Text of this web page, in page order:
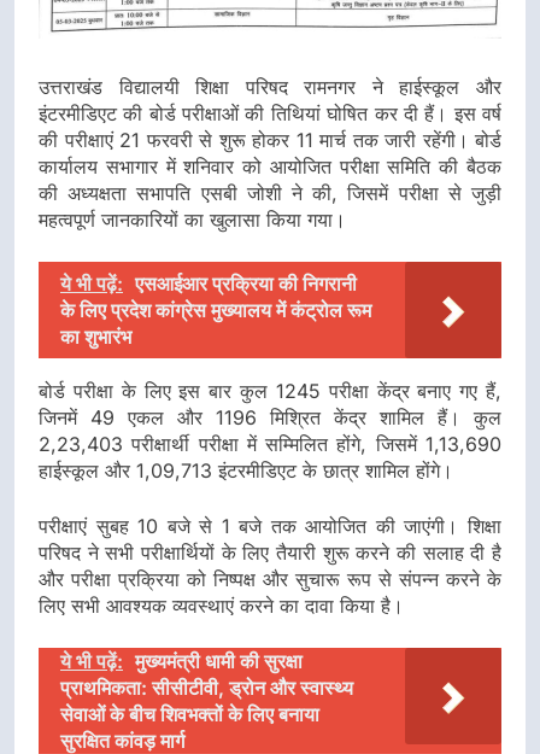
उत्तराखंड विद्यालयी शिक्षा परिषद रामनगर ने हाईस्कूल और
इंटरमीडिएट की बोर्ड परीक्षाओं की तिथियां घोषित कर दी हैं। इस वर्ष
की परीक्षाएं 21 फरवरी से शुरू होकर 11 मार्च तक जारी रहेंगी। बोर्ड
कार्यालय सभागार में शनिवार को आयोजित परीक्षा समिति की बैठक
की अध्यक्षता सभापति एसबी जोशी ने की, जिसमें परीक्षा से जुड़ी
महत्वपूर्ण जानकारियों का खुलासा किया गया।
ये भी पढ़ें: एसआईआर प्रक्रिया की निगरानी
के लिए प्रदेश कांग्रेस मुख्यालय में कंट्रोल रूम
का शुभारंभ
बोर्ड परीक्षा के लिए इस बार कुल 1245 परीक्षा केंद्र बनाए गए हैं,
जिनमें 49 एकल और 1196 मिश्रित केंद्र शामिल हैं। कुल
2,23,403 परीक्षार्थी परीक्षा में सम्मिलित होंगे, जिसमें 1,13,690
हाईस्कूल और 1,09,713 इंटरमीडिएट के छात्र शामिल होंगे।
परीक्षाएं सुबह 10 बजे से 1 बजे तक आयोजित की जाएंगी। शिक्षा
परिषद ने सभी परीक्षार्थियों के लिए तैयारी शुरू करने की सलाह दी है
और परीक्षा प्रक्रिया को निष्पक्ष और सुचारू रूप से संपन्न करने के
लिए सभी आवश्यक व्यवस्थाएं करने का दावा किया है।
ये भी पढ़ें: मुख्यमंत्री धामी की सुरक्षा
प्राथमिकता: सीसीटीवी, ड्रोन और स्वास्थ्य
सेवाओं के बीच शिवभक्तों के लिए बनाया
सुरक्षित कांवड़ मार्ग